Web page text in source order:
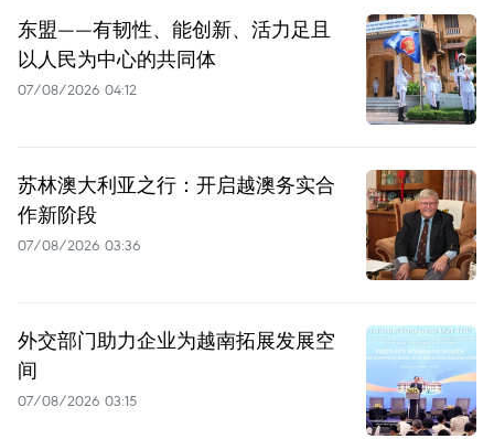
东盟——有韧性、能创新、活力足且
以人民为中心的共同体
07/08/2026 04:12
苏林澳大利亚之行：开启越澳务实合
作新阶段
07/08/2026 03:36
外交部门助力企业为越南拓展发展空
间
07/08/2026 03:15